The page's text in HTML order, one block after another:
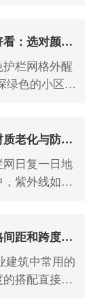
、工艺
：选对颜色
栏网格外醒
绿色的小区护
不同
质老化与防护
日复一日地
紫外线如同
距和跨度怎
建筑中常用的
搭配直接影